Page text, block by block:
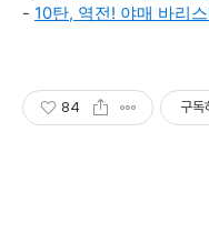
- 10탄, 역전! 야매 바리
84 구독